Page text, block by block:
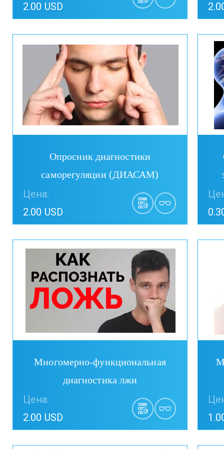
2.00 USD
Купить
Опросник диагностики
саморегуляции (ДИАСАМ)
Цена:
2.00 USD
Купить
Многомерно-функциональная
диагностика лжи
Цена:
2.00 USD
Купить